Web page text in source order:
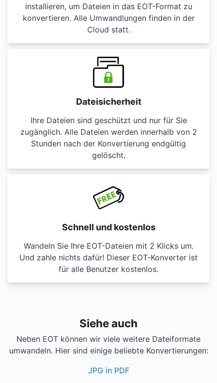
installieren, um Dateien in das EOT-Format zu
konvertieren. Alle Umwandlungen finden in der
Cloud statt.
Dateisicherheit
Ihre Dateien sind geschützt und nur für Sie
zugänglich. Alle Dateien werden innerhalb von 2
Stunden nach der Konvertierung endgültig
gelöscht.
Schnell und kostenlos
Wandeln Sie Ihre EOT-Dateien mit 2 Klicks um.
Und zahle nichts dafür! Dieser EOT-Konverter ist
für alle Benutzer kostenlos.
Siehe auch
Neben EOT können wir viele weitere Dateiformate
umwandeln. Hier sind einige beliebte Konvertierungen:
JPG in PDF